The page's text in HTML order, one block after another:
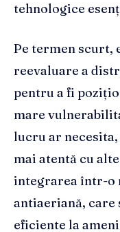
tehnologice
Pe termen scurt,
reevaluare a
pentru a fi
mare
lucru ar necesita,
mai atentă cu
integrarea într-o
antiaeriană,
eficiente la